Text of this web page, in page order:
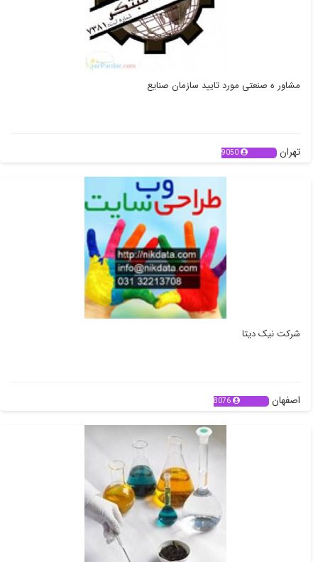
مشاور ه صنعتی مورد تایید سازمان صنایع
تهران 9050
شرکت نیک دیتا
اصفهان 8076